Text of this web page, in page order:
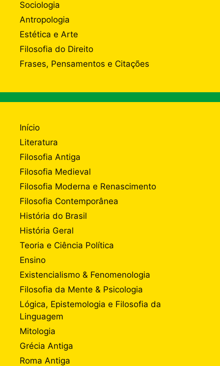
Sociologia
Antropologia
Estética e Arte
Filosofia do Direito
Frases, Pensamentos e Citações
Início
Literatura
Filosofia Antiga
Filosofia Medieval
Filosofia Moderna e Renascimento
Filosofia Contemporânea
História do Brasil
História Geral
Teoria e Ciência Política
Ensino
Existencialismo & Fenomenologia
Filosofia da Mente & Psicologia
Lógica, Epistemologia e Filosofia da
Linguagem
Mitologia
Grécia Antiga
Roma Antiga